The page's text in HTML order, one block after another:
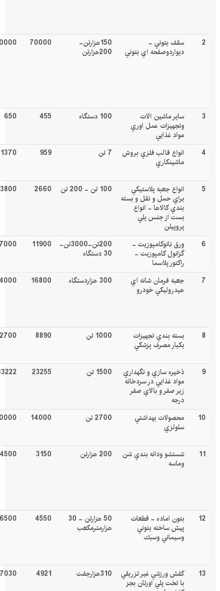
2 سقف بتوني -
ديواردوصفحه اي بتوني
150هزارتن-
200هزارتن
70000
3 ساير ماشين الات
وتجهيزات عمل اوري
مواد غذايي
100 دستگاه 455
650
4 انواع قالب فلزي بروش
ماشينكاري
7 تن 959
1370
5 انواع جعبه پلاستيكي
براي حمل و نقل و بسته
بندي كالاها - انواع
بست از جنس پلي
پروپيلن
100 تن - 200 تن 2660
3800
6 ورق نانوکامپوزيت -
گزانول کامپوزيت -
راکتور پلاسما
200تن-3000تن-
30 دستگاه
11900
7 جعبه فرمان شانه اي
هيدروليكي خودرو
300 هزاردستگاه 16800
8 بسته بندي تجهيزات
يكبار مصرف پزشكي
1000 تن 8890
9 ذخيره سازي و نگهداري
مواد غذايي در سردخانه
زير صفر و بالاي صفر
درجه
1500 تن 23255
10 محصولات بهداشتي
سلولزي
2700 تن 14000
11 شستشو ودانه بندي شن
وماسه
200 هزارتن 3150
4500
12 بتون اماده - قطعات
پيش ساخته بتوني
وسيماني وسبك
50 هزارتن - 30
هزارمترمکعب
4550
6500
13 كفش ورزشي غير تزريقي
با تخت پلي اورتان بجز
310هزارجفت 4921
7030